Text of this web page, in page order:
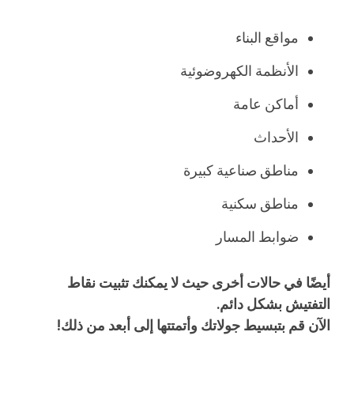
مواقع البناء
الأنظمة الكهروضوئية
أماكن عامة
الأحداث
مناطق صناعية كبيرة
مناطق سكنية
ضوابط المسار
أيضًا في حالات أخرى حيث لا يمكنك تثبيت نقاط
التفتيش بشكل دائم.
الآن قم بتبسيط جولاتك وأتمتتها إلى أبعد من ذلك!